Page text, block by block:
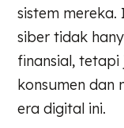
sistem mereka.
siber tidak
finansial,
konsumen dan
era digital ini.